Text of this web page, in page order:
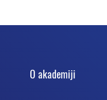
O akadеmiji